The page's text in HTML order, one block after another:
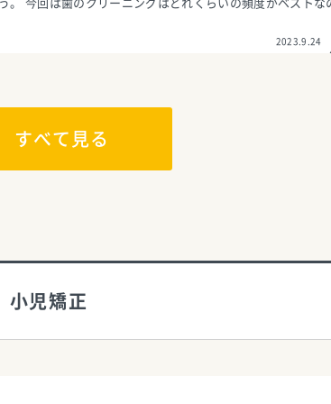
。 今回は歯のクリーニングはどれくらいの頻度がベストな
2023.9.24
すべて見る
小児矯正